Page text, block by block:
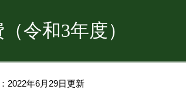
令和3年度）
2022年6月29日更新